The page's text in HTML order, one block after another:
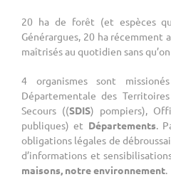
20 ha de forêt (et espèces
Générargues, 20 ha récemment
maîtrisés au quotidien sans
4 organismes sont
Départementale des
Secours ((SDIS) pompiers),
publiques) et Départements.
obligations légales de
d’informations et
maisons, notre environnement.